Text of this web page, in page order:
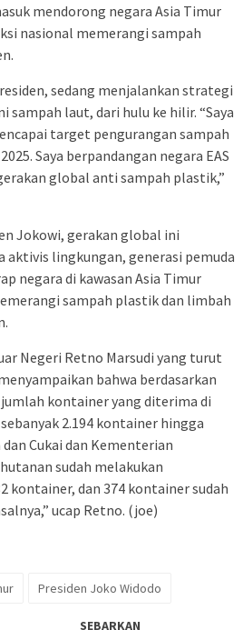
mendorong negara Asia Timur
nasional memerangi sampah
sedang menjalankan strategi
sampah laut, dari hulu ke hilir. “Saya
target pengurangan sampah
Saya berpandangan negara EAS
global anti sampah plastik,”
Jokowi, gerakan global ini
lingkungan, generasi pemuda
negara di kawasan Asia Timur
sampah plastik dan limbah
Negeri Retno Marsudi yang turut
bahwa berdasarkan
kontainer yang diterima di
2.194 kontainer hingga
Cukai dan Kementerian
sudah melakukan
kontainer, dan 374 kontainer sudah
ucap Retno. (joe)
Presiden Joko Widodo
SEBARKAN